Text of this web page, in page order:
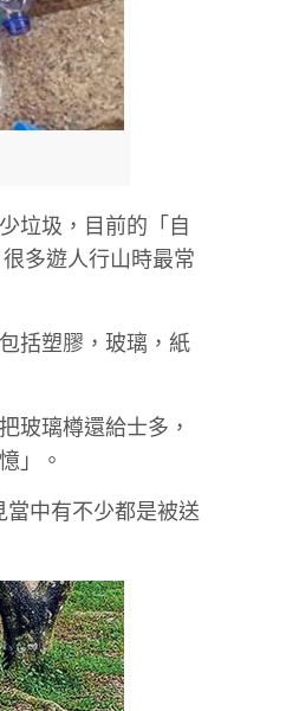
垃圾，目前的「自
多遊人行山時最常
括塑膠，玻璃，紙
玻璃樽還給士多，
」。
當中有不少都是被送